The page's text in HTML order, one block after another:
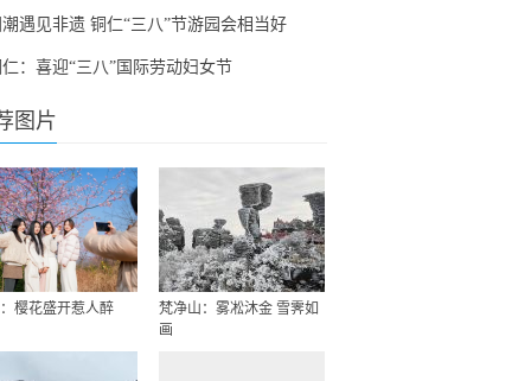
遇见非遗 铜仁“三八”节游园会相当好
：喜迎“三八”国际劳动妇女节
图片
樱花盛开惹人醉
梵净山：雾凇沐金 雪霁如
画